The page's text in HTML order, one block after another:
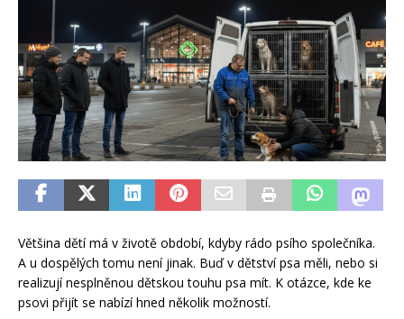
Většina dětí má v životě období, kdyby rádo psího společníka.
A u dospělých tomu není jinak. Buď v dětství psa měli, nebo si
realizují nesplněnou dětskou touhu psa mít. K otázce, kde ke
psovi přijít se nabízí hned několik možností.